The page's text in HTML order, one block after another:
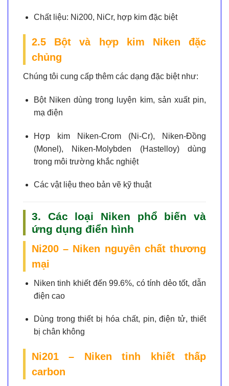
Chất liệu: Ni200, NiCr, hợp kim đặc biệt
2.5 Bột và hợp kim Niken đặc
chủng
Chúng tôi cung cấp thêm các dạng đặc biệt như:
Bột Niken dùng trong luyện kim, sản xuất pin,
mạ điện
Hợp kim Niken-Crom (Ni-Cr), Niken-Đồng
(Monel), Niken-Molybden (Hastelloy)dùng
trong môi trường khắc nghiệt
Các vật liệu theo bản vẽ kỹ thuật
3. Các loại Niken phổ biến và
ứng dụng điển hình
Ni200 – Niken nguyên chất thương
mại
Niken tinh khiết đến 99.6%, có tính dẻo tốt, dẫn
điện cao
Dùng trong thiết bị hóa chất, pin, điện tử, thiết
bị chân không
Ni201 – Niken tinh khiết thấp
carbon